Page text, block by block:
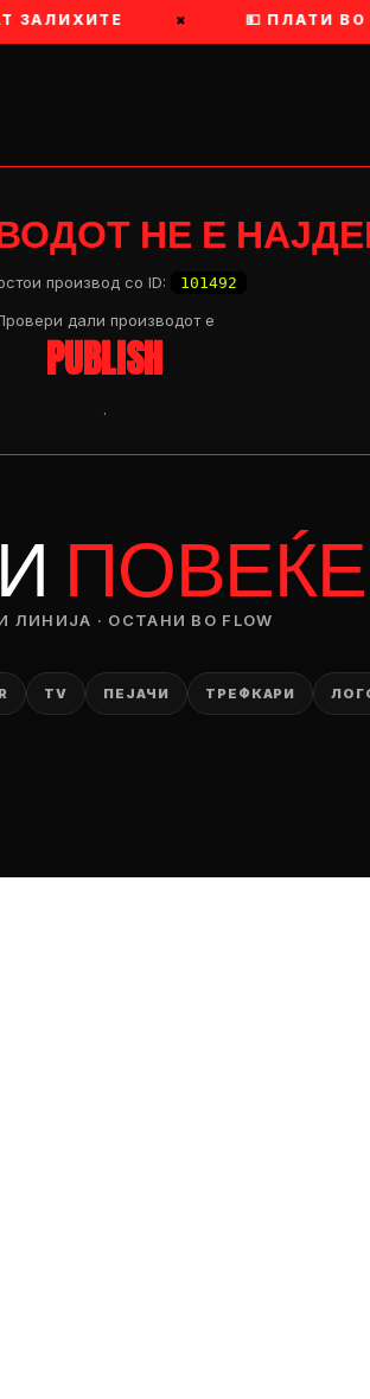
ЗАЛИХИТЕ 💵 ПЛАТИ ВО
НЕ Е
производ со ID: 101492
дали производот e
PUBLISH
.
ПОВЕЌЕ
ЛИНИЈА · ОСТАНИ ВО FLOW
TV ПЕЈАЧИ ТРЕФКАРИ